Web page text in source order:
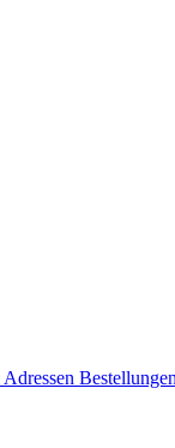
Adressen Bestellungen